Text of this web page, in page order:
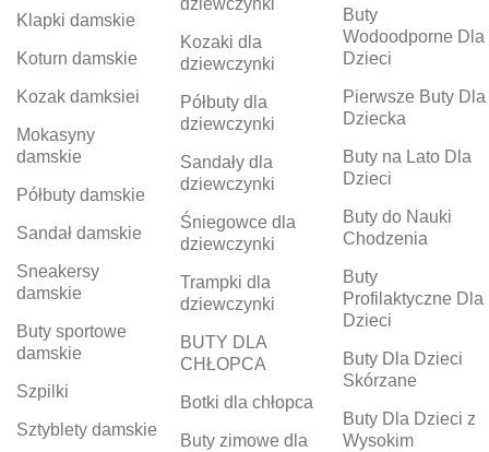
Klapki damskie
Koturn damskie
Kozak damksiei
Mokasyny
damskie
Półbuty damskie
Sandał damskie
Sneakersy
damskie
Buty sportowe
damskie
Szpilki
Sztyblety damskie
dziewczynki
Kozaki dla
dziewczynki
Półbuty dla
dziewczynki
Sandały dla
dziewczynki
Śniegowce dla
dziewczynki
Trampki dla
dziewczynki
BUTY DLA
CHŁOPCA
Botki dla chłopca
Buty zimowe dla
Buty
Wodoodporne Dla
Dzieci
Pierwsze Buty Dla
Dziecka
Buty na Lato Dla
Dzieci
Buty do Nauki
Chodzenia
Buty
Profilaktyczne Dla
Dzieci
Buty Dla Dzieci
Skórzane
Buty Dla Dzieci z
Wysokim